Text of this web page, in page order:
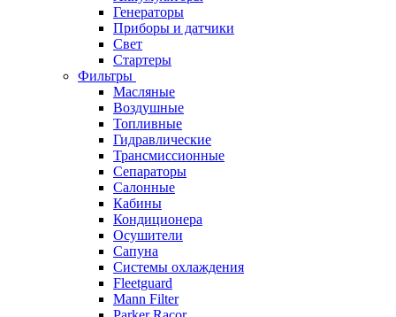
Генераторы
Приборы и датчики
Свет
Стартеры
Фильтры
Масляные
Воздушные
Топливные
Гидравлические
Трансмиссионные
Сепараторы
Салонные
Кабины
Кондиционера
Осушители
Сапуна
Системы охлаждения
Fleetguard
Mann Filter